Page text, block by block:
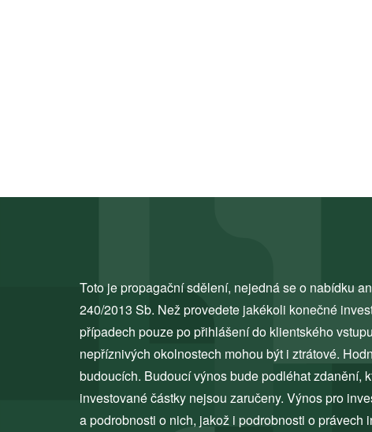
Toto je propagační sdělení, nejedná se o nabídku
240/2013 Sb. Než provedete jakékoli konečné
případech pouze po přihlášení do klientského
nepříznivých okolnostech mohou být i ztrátové.
budoucích. Budoucí výnos bude podléhat zdanění,
investované částky nejsou zaručeny. Výnos pro
a podrobnosti o nich, jakož i podrobnosti o